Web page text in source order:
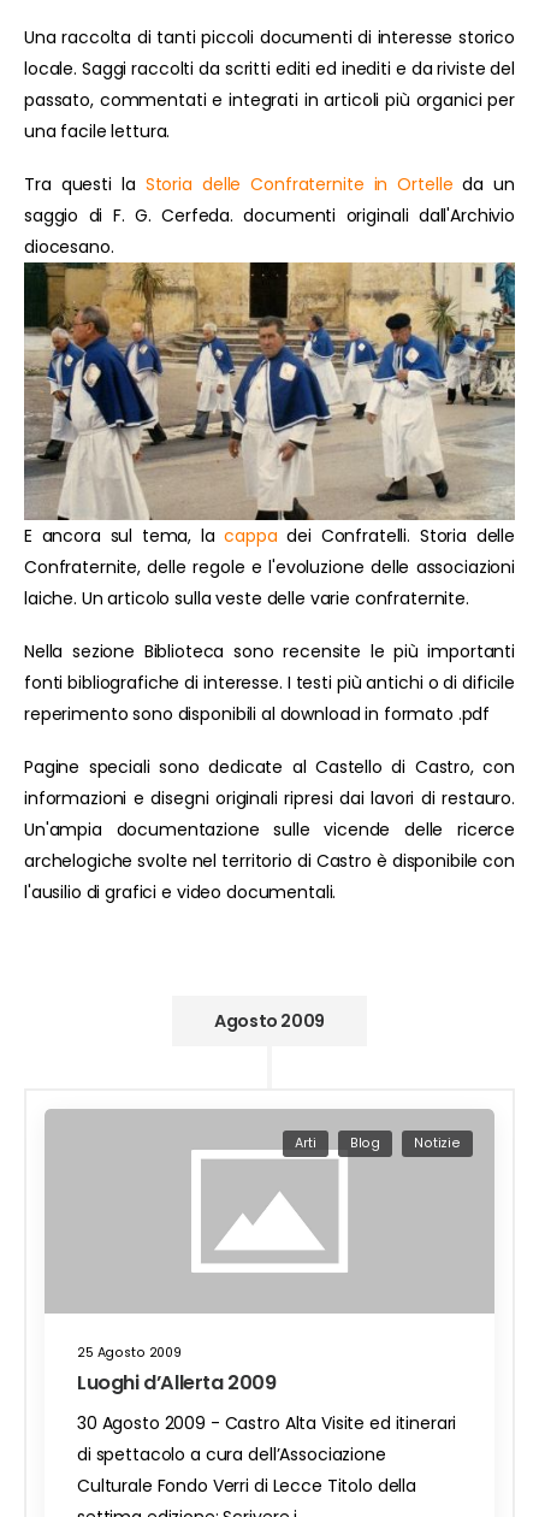
Una raccolta di tanti piccoli documenti di interesse storico
locale. Saggi raccolti da scritti editi ed inediti e da riviste del
passato, commentati e integrati in articoli più organici per
una facile lettura.
Tra questi la Storia delle Confraternite in Ortelle da un
saggio di F. G. Cerfeda. documenti originali dall'Archivio
diocesano.
E ancora sul tema, lacappa dei Confratelli. Storia delle
Confraternite, delle regole e l'evoluzione delle associazioni
laiche. Un articolo sulla veste delle varie confraternite.
Nella sezione Biblioteca sono recensite le più importanti
fonti bibliografiche di interesse. I testi più antichi o di dificile
reperimento sono disponibili al download in formato .pdf
Pagine speciali sono dedicate al Castello di Castro, con
informazioni e disegni originali ripresi dai lavori di restauro.
Un'ampia documentazione sulle vicende delle ricerce
archelogiche svolte nel territorio di Castro è disponibile con
l'ausilio di grafici e video documentali.
Agosto 2009
25 Agosto 2009
Arti Blog Notizie
Luoghi d’Allerta 2009
30 Agosto 2009 - Castro Alta Visite ed itinerari
di spettacolo a cura dell’Associazione
Culturale Fondo Verri di Lecce Titolo della